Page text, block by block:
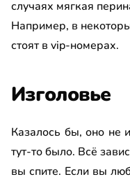
случаях мягкая
Например, в
стоят в vip-номерах.
Изголовье
Казалось бы, оно не
тут-то было. Всё
вы спите. Если вы